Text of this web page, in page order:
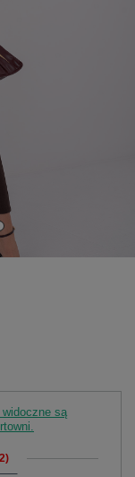
widoczne są